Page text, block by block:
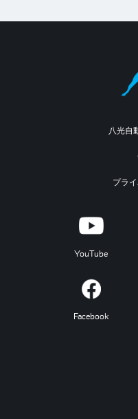
八光自
プラ
YouTube
Facebook